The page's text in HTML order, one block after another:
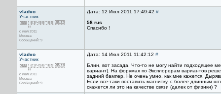
vladvo
Участник
с июл 2011
Москва
Сообщений: 9
Дата: 12 Июл 2011 17:49:42 #
58 rus
Спасибо !
vladvo
Участник
с июл 2011
Москва
Сообщений: 9
Дата: 14 Июл 2011 11:42:12 #
Блин, вот засада. Что-то не могу найти подходящее
вариант). На форумах по Эксплорерам вариантов
задний бампер. Не очень умно, как мне кажется.
Если все-таки поставить магнитку, с более длинным
скажется ли это на качестве связи (далек от физики) ?